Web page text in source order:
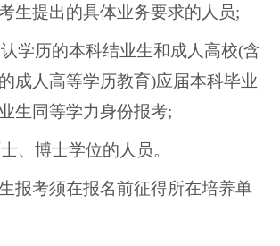
生提出的具体业务要求的人员;
历的本科结业生和成人高校(含
成人高等学历教育)应届本科毕业
生同等学力身份报考;
博士学位的人员。
考须在报名前征得所在培养单